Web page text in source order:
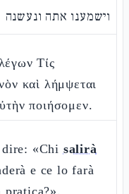
וישמענו אתה ונעשנה
Τίς
καὶ λήμψεται
ποιήσομεν.
«Chi salirà
e ce lo farà